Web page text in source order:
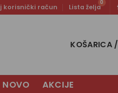
korisnički račun Lista želja
KOŠARICA /
NOVO AKCIJE